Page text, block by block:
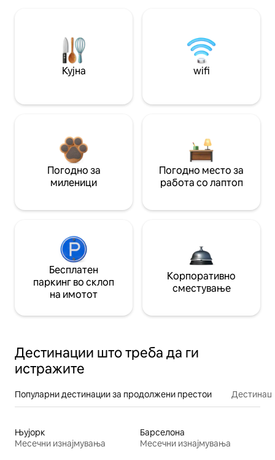
Кујна wifi
Погодно за
миленици
Погодно место за
работа со лаптоп
Бесплатен
паркинг во склоп
на имотот
Корпоративно
сместување
Дестинации што треба да ги
истражите
Популарни дестинации за продолжени престои
Њујорк
Месечни изнајмувања
Барселона
Месечни изнајмувања